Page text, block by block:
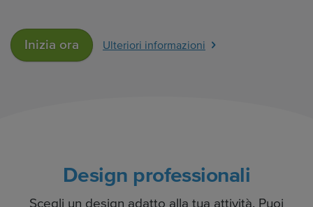
Inizia ora Ulteriori informazioni
Design professionali
Scegli un design adatto alla tua attività. Puoi